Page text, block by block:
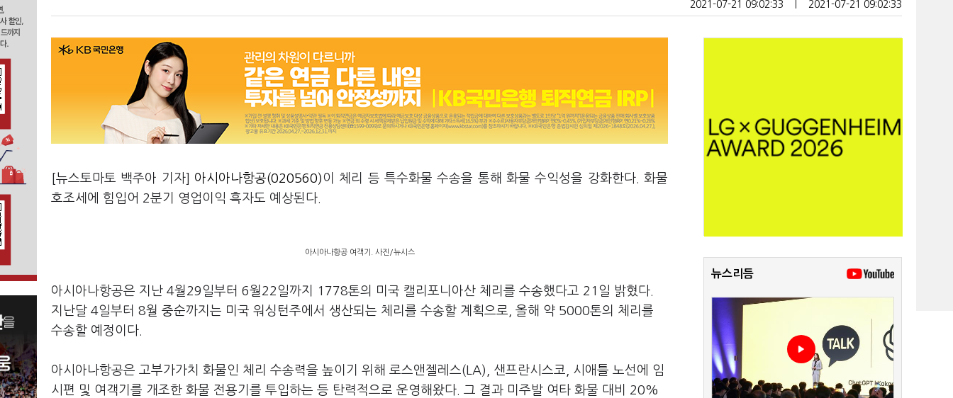
2021-07-21 09:02:33 2021-07-21 09:02:33
[뉴스토마토 백주아 기자] 아시아나항공(020560)이 체리 등 특수화물 수송을 통해 화물 수익성을 강화한다. 화물
호조세에 힘입어 2분기 영업이익 흑자도 예상된다.
아시아나항공 여객기. 사진/뉴시스
아시아나항공은 지난 4월29일부터 6월22일까지 1778톤의 미국 캘리포니아산 체리를 수송했다고 21일 밝혔다.
지난달 4일부터 8월 중순까지는 미국 워싱턴주에서 생산되는 체리를 수송할 계획으로, 올해 약 5000톤의 체리를
수송할 예정이다.
아시아나항공은 고부가가치 화물인 체리 수송력을 높이기 위해 로스앤젤레스(LA), 샌프란시스코, 시애틀 노선에 임
시편 및 여객기를 개조한 화물 전용기를 투입하는 등 탄력적으로 운영해왔다. 그 결과 미주발 여타 화물 대비 20%
뉴스리듬